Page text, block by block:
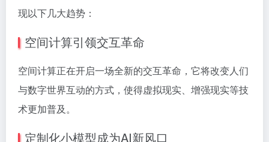
现以下几大趋势：
空间计算引领交互革命
空间计算正在开启一场全新的交互革命，它将改变人们
与数字世界互动的方式，使得虚拟现实、增强现实等技
术更加普及。
定制化小模型成为AI新风口